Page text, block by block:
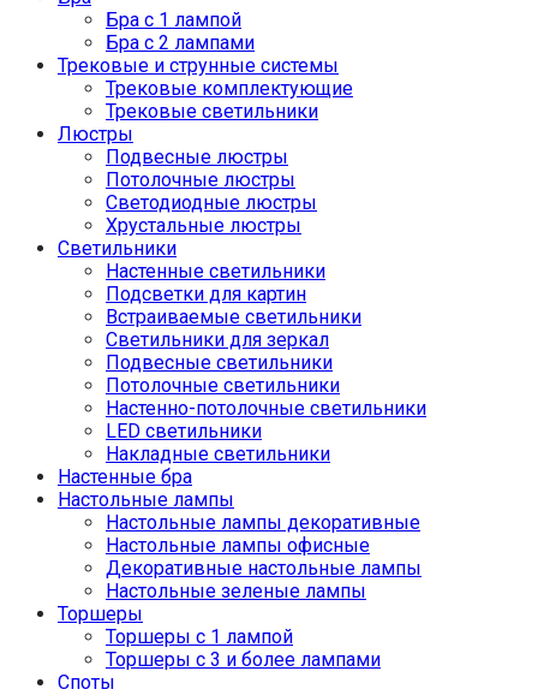
Бра с 1 лампой
Бра с 2 лампами
Трековые и струнные системы
Трековые комплектующие
Трековые светильники
Люстры
Подвесные люстры
Потолочные люстры
Светодиодные люстры
Хрустальные люстры
Светильники
Настенные светильники
Подсветки для картин
Встраиваемые светильники
Светильники для зеркал
Подвесные светильники
Потолочные светильники
Настенно-потолочные светильники
LED светильники
Накладные светильники
Настенные бра
Настольные лампы
Настольные лампы декоративные
Настольные лампы офисные
Декоративные настольные лампы
Настольные зеленые лампы
Торшеры
Торшеры с 1 лампой
Торшеры с 3 и более лампами
Споты